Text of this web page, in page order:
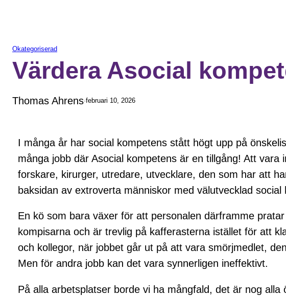
Okategoriserad
Värdera Asocial
Thomas Ahrens·februari 10, 2026
I många år har social kompetens stått högt upp på
många jobb där Asocial kompetens är en tillgång! Att
forskare, kirurger, utredare, utvecklare, den som har att
baksidan av extroverta människor med välutvecklad social
En kö som bara växer för att personalen därframme
kompisarna och är trevlig på kafferasterna istället för att
och kollegor, när jobbet går ut på att vara smörjmedlet,
Men för andra jobb kan det vara synnerligen ineffektivt.
På alla arbetsplatser borde vi ha mångfald, det är nog